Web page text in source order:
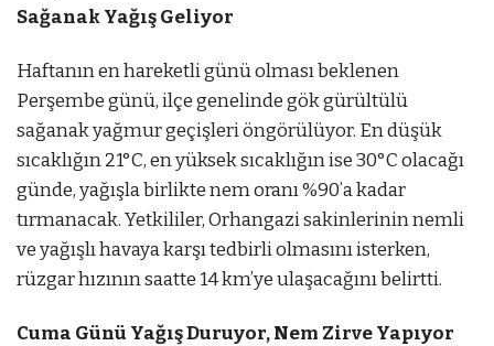
Sağanak Yağış Geliyor
Haftanın en hareketli günü olması beklenen
Perşembe günü, ilçe genelinde gök gürültülü
sağanak yağmur geçişleri öngörülüyor. En düşük
sıcaklığın 21°C, en yüksek sıcaklığın ise 30°C olacağı
günde, yağışla birlikte nem oranı %90’a kadar
tırmanacak. Yetkililer, Orhangazi sakinlerinin nemli
ve yağışlı havaya karşı tedbirli olmasını isterken,
rüzgar hızının saatte 14 km’ye ulaşacağını belirtti.
Cuma Günü Yağış Duruyor, Nem Zirve Yapıyor